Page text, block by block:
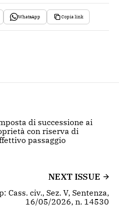
WhatsApp Copia link
di successione ai
con riserva di
passaggio
NEXT ISSUE
Cass. civ., Sez. V, Sentenza,
16/05/2026, n. 14530